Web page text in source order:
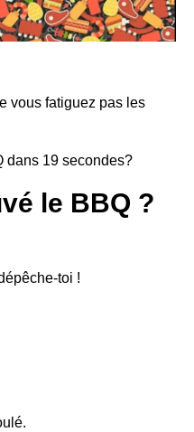
vous fatiguez pas les
dans 19 secondes?
le BBQ ?
toi !